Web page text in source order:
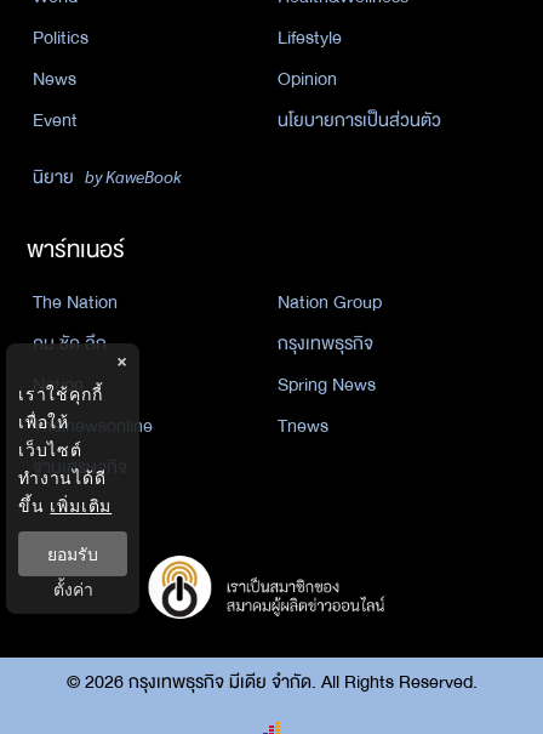
Politics
Lifestyle
News
Opinion
Event
นโยบายการเป็นส่วนตัว
นิยาย by KaweBook
พาร์ทเนอร์
The Nation
Nation Group
คม ชัด ลึก
กรุงเทพธุรกิจ
Nation
Spring News
Thainewsonline
Tnews
ฐานเศรษฐกิจ
©2026กรุงเทพธุรกิจ มีเดีย จำกัด. All Rights Reserved.
×
เราใช้คุกกี้
เพื่อให้
เว็บไซต์
ทำงานได้ดี
ขึ้น เพิ่มเติม
ยอมรับ
ตั้งค่า